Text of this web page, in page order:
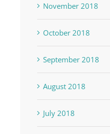
November 2018
October 2018
September 2018
August 2018
July 2018